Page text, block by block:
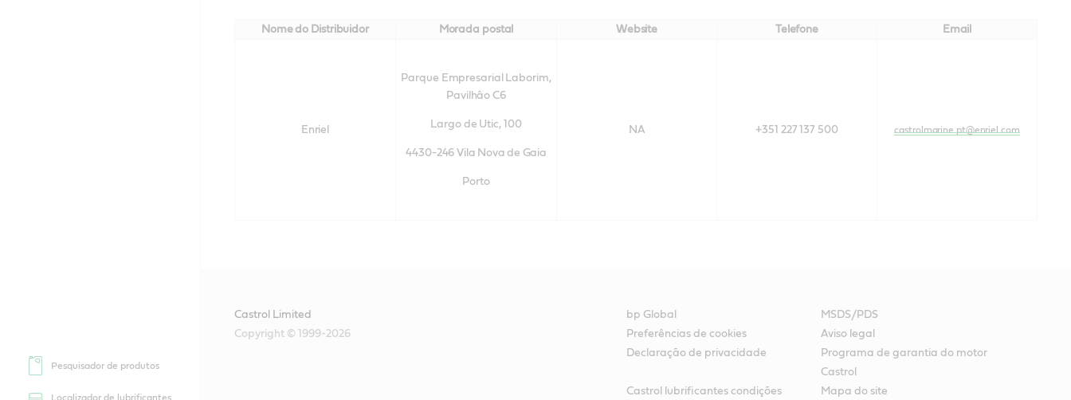
Pesquisador de produtos
Localizador de lubrificantes
Nome do Distribuidor Morada postal Website Telefone Email
Enriel
Parque Empresarial Laborim,
Pavilhâo C6
Largo de Utic, 100
4430-246Vila Nova de Gaia
Porto
NA +351 227 137 500 castrolmarine.pt@enriel.com
Castrol Limited
Copyright © 1999-2026
bp Global
MSDS/PDS
Preferências de cookies
Aviso legal
Declaração de privacidade
Programa de garantia do motor
Castrol
Castrol lubrificantes condições
Mapa do site